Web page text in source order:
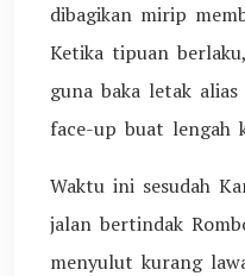
dibagikan mirip
Ketika tipuan
guna baka letak
face-up buat lengah
Waktu ini sesudah
jalan bertindak
menyulut kurang